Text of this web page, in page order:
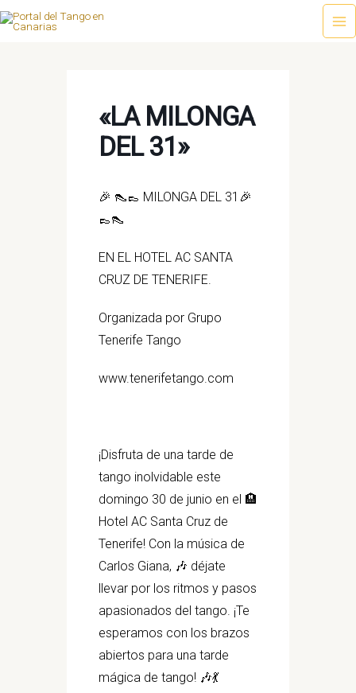
Ir
«LA MILONGA
DEL 31»
🎉 👠👞 MILONGA DEL 31🎉
👞👠
EN EL HOTEL AC SANTA
CRUZ DE TENERIFE.
Organizada por Grupo
Tenerife Tango
www.tenerifetango.com
¡Disfruta de una tarde de
tango inolvidable este
domingo 30 de junio en el 🏨
Hotel AC Santa Cruz de
Tenerife! Con la música de
Carlos Giana, 🎶 déjate
llevar por los ritmos y pasos
apasionados del tango. ¡Te
esperamos con los brazos
abiertos para una tarde
mágica de tango! 🎶💃